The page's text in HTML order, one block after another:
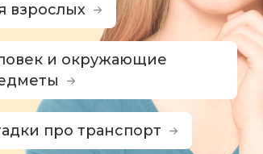
взрослых
и окружающие
про транспорт